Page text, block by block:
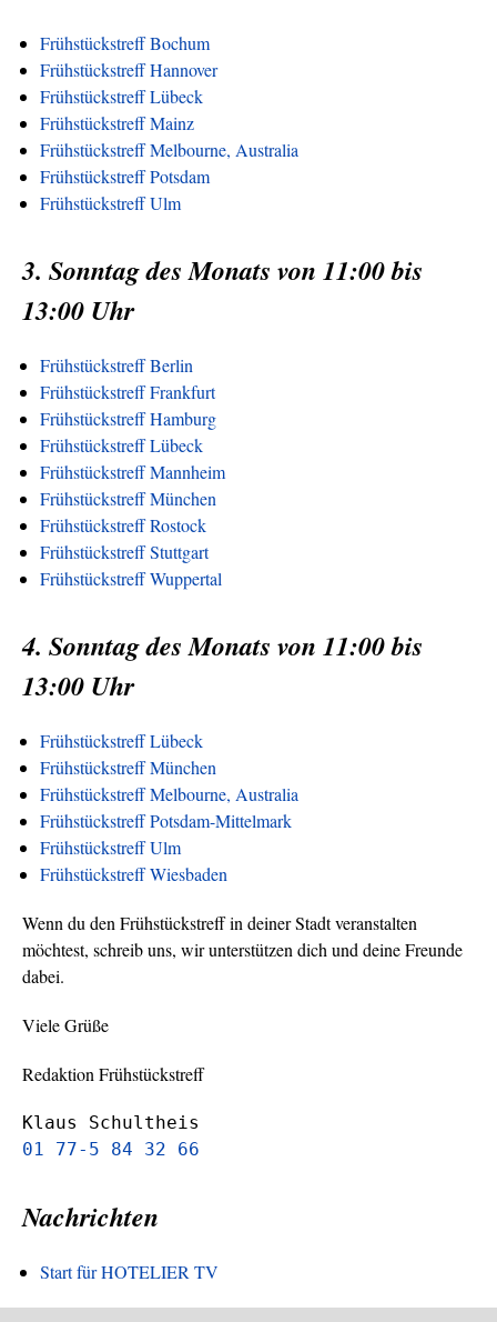
Frühstückstreff Bochum
Frühstückstreff Hannover
Frühstückstreff Lübeck
Frühstückstreff Mainz
Frühstückstreff Melbourne, Australia
Frühstückstreff Potsdam
Frühstückstreff Ulm
3. Sonntag des Monats von 11:00 bis
13:00 Uhr
Frühstückstreff Berlin
Frühstückstreff Frankfurt
Frühstückstreff Hamburg
Frühstückstreff Lübeck
Frühstückstreff Mannheim
Frühstückstreff München
Frühstückstreff Rostock
Frühstückstreff Stuttgart
Frühstückstreff Wuppertal
4. Sonntag des Monats von 11:00 bis
13:00 Uhr
Frühstückstreff Lübeck
Frühstückstreff München
Frühstückstreff Melbourne, Australia
Frühstückstreff Potsdam-Mittelmark
Frühstückstreff Ulm
Frühstückstreff Wiesbaden
Wenn du den Frühstückstreff in deiner Stadt veranstalten
möchtest, schreib uns, wir unterstützen dich und deine Freunde
dabei.
Viele Grüße
Redaktion Frühstückstreff
Klaus Schultheis
01 77-5 84 32 66
Nachrichten
Start für HOTELIER TV